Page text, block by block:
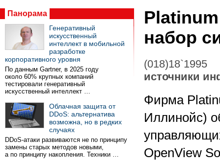
Панорама
Генеративный
искусственный
интеллект в мобильной
разработке
корпоративного уровня
По данным Gartner, в 2025 году
около 60% крупных компаний
тестировали генеративный
искусственный интеллект …
Облачная защита от
DDoS: альтернатива
возможна, но в редких
случаях
DDoS-атаки развиваются не по принципу
замены старых методов новыми,
а по принципу накопления. Техники …
набор
(018)18`1995
источники
Фирма
Иллинойс)
OpenView